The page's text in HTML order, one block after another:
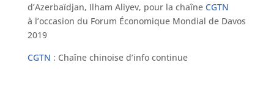
d’Azerbaïdjan, Ilham Aliyev, pour la chaîne CGTN
à l’occasion du Forum Économique Mondial de Davos
2019
CGTN : Chaîne chinoise d’info continue